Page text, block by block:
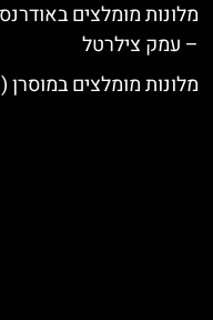
– עמק צילרטל
מלונות מומלצים במוסרן (Mösern)